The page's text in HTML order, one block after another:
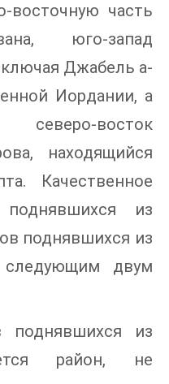
часть
юго-запад
Джабель а-
Иордании, а
восток
находящийся
Качественное
из
поднявшихся из
следующим двум
поднявшихся из
район, не